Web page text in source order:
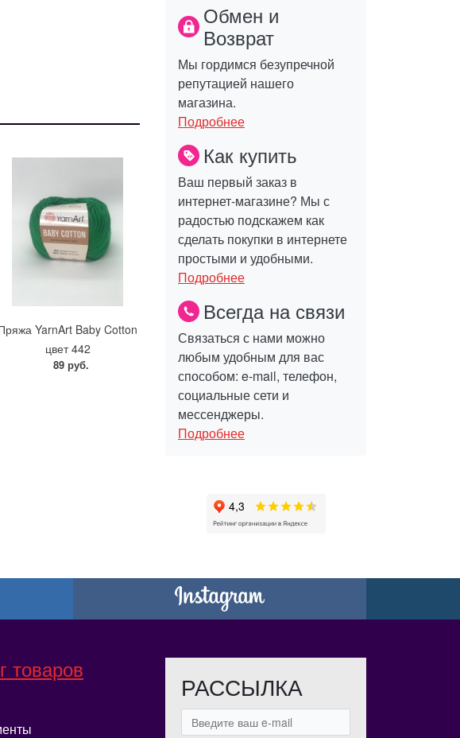
YarnArt Baby Cotton
цвет 442
89 руб.
Обмен и
Возврат
Мы гордимся безупречной
репутацией нашего
магазина.
Подробнее
Как купить
Ваш первый заказ в
интернет-магазине? Мы с
радостью подскажем как
сделать покупки в интернете
простыми и удобными.
Подробнее
Всегда на связи
Связаться с нами можно
любым удобным для вас
способом: e-mail, телефон,
социальные сети и
мессенджеры.
Подробнее
товаров
РАССЫЛКА